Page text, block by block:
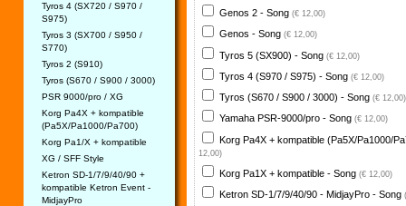
Tyros 4 (SX720 / S970 /
S975)
Tyros 3 (SX700 / S950 /
S770)
Tyros 2 (S910)
Tyros (S670 / S900 / 3000)
PSR 9000/pro / XG
Korg Pa4X + kompatible
(Pa5X/Pa1000/Pa700)
Korg Pa1/X + kompatible
XG / SFF Style
Ketron SD-1/7/9/40/90 +
kompatible Ketron Event -
MidjayPro
Genos 2 - Song (€ 12,00)
Genos - Song (€ 12,00)
Tyros 5 (SX900) - Song (€ 12,00)
Tyros 4 (S970 / S975) - Song (€ 12,00)
Tyros (S670 / S900 / 3000) - Song (€ 12,00)
Yamaha PSR-9000/pro - Song (€ 12,00)
Korg Pa4X + kompatible (Pa5X/Pa1000/
12,00)
Korg Pa1X + kompatible - Song (€ 12,00)
Ketron SD-1/7/9/40/90 - MidjayPro - Song